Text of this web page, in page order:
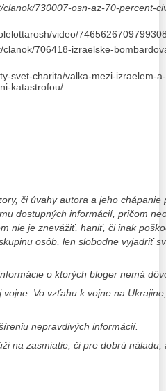
730007-osn-az-70-percent-
video/
706418-izraelske-
svet-charita/valka-mezi-izraelem-
katastrofou/
či úvahy autora a jeho chápanie
dostupných informácií, pričom
nie je znevážiť, haniť, či inak
osôb, len slobodne vyjadriť
o ktorých bloger nemá
Vo vzťahu k vojne na
nepravdivých informácií.
na zasmiatie, či pre dobrú